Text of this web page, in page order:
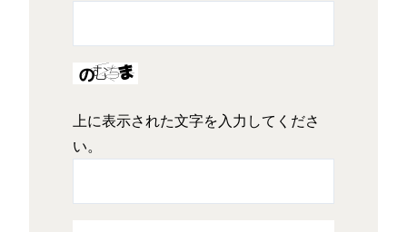
上に表示された文字を入力してくださ
い。